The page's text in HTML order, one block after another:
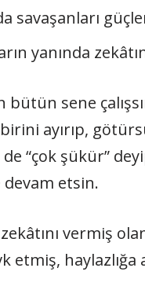
savaşanları
yanında
bütün sene
birini ayırıp,
“çok şükür”
devam etsin.
vermiş
etmiş,